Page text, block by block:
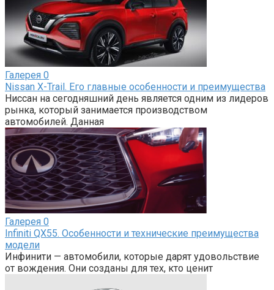
Галерея 0
Nissan X-Trail. Его главные особенности и преимущества
Ниссан на сегодняшний день является одним из лидеров
рынка, который занимается производством
автомобилей. Данная
Галерея 0
Infiniti QX55. Особенности и технические преимущества
модели
Инфинити — автомобили, которые дарят удовольствие
от вождения. Они созданы для тех, кто ценит